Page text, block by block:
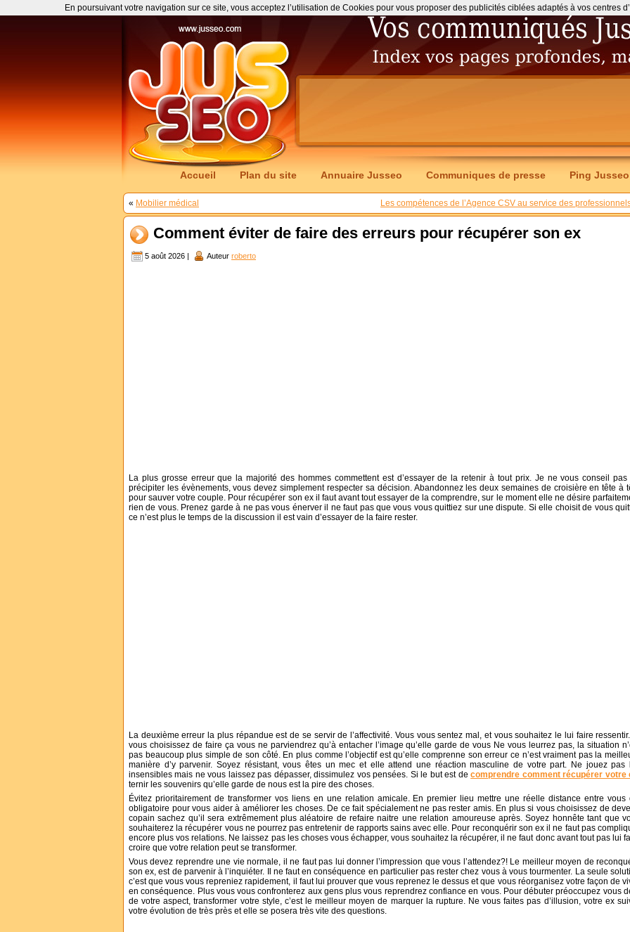
Accueil Plan du site Annuaire Jusseo Communiques de presse Ping Jusseo
« Mobilier médical Les compétences de l’Agence CSV au service des
Comment éviter de faire des erreurs pour récupérer son ex
5 août 2026 | Auteur roberto
La plus grosse erreur que la majorité des hommes commettent est d’essayer de la retenir à tout prix. Je ne vous conseil pas
précipiter les évènements, vous devez simplement respecter sa décision. Abandonnez les deux semaines de croisière en tête à
pour sauver votre couple. Pour récupérer son ex il faut avant tout essayer de la comprendre, sur le moment elle ne désire
rien de vous. Prenez garde à ne pas vous énerver il ne faut pas que vous vous quittiez sur une dispute. Si elle choisit de vous
ce n’est plus le temps de la discussion il est vain d’essayer de la faire rester.
La deuxième erreur la plus répandue est de se servir de l’affectivité. Vous vous sentez mal, et vous souhaitez le lui faire
vous choisissez de faire ça vous ne parviendrez qu’à entacher l’image qu’elle garde de vous Ne vous leurrez pas, la situation
pas beaucoup plus simple de son côté. En plus comme l’objectif est qu’elle comprenne son erreur ce n’est vraiment pas la
manière d’y parvenir. Soyez résistant, vous êtes un mec et elle attend une réaction masculine de votre part. Ne jouez pas
insensibles mais ne vous laissez pas dépasser, dissimulez vos pensées. Si le but est decomprendre comment récupérer votre
ternir les souvenirs qu’elle garde de nous est la pire des choses.
Évitez prioritairement de transformer vos liens en une relation amicale. En premier lieu mettre une réelle distance entre vous
obligatoire pour vous aider à améliorer les choses. De ce fait spécialement ne pas rester amis. En plus si vous choisissez de
copain sachez qu’il sera extrêmement plus aléatoire de refaire naitre une relation amoureuse après. Soyez honnête tant que
souhaiterez la récupérer vous ne pourrez pas entretenir de rapports sains avec elle. Pour reconquérir son ex il ne faut pas
encore plus vos relations. Ne laissez pas les choses vous échapper, vous souhaitez la récupérer, il ne faut donc avant tout pas lui
croire que votre relation peut se transformer.
Vous devez reprendre une vie normale, il ne faut pas lui donner l’impression que vous l’attendez?! Le meilleur moyen de
son ex, est de parvenir à l’inquiéter. Il ne faut en conséquence en particulier pas rester chez vous à vous tourmenter. La seule
c’est que vous vous repreniez rapidement, il faut lui prouver que vous reprenez le dessus et que vous réorganisez votre façon de
en conséquence. Plus vous vous confronterez aux gens plus vous reprendrez confiance en vous. Pour débuter préoccupez vous
de votre aspect, transformer votre style, c’est le meilleur moyen de marquer la rupture. Ne vous faites pas d’illusion, votre ex
votre évolution de très près et elle se posera très vite des questions.
En poursuivant votre navigation sur ce site, vous acceptez l’utilisation de Cookies pour vous proposer des publicités ciblées adaptés à vos centres